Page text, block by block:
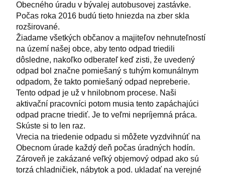
Obecného úradu v bývalej autobusovej zastávke.
Počas roka 2016 budú tieto hniezda na zber skla
rozširované.
Žiadame všetkých občanov a majiteľov nehnuteľností
na území našej obce, aby tento odpad triedili
dôsledne, nakoľko odberateľ keď zisti, že uvedený
odpad bol značne pomiešaný s tuhým komunálnym
odpadom, že takto pomiešaný odpad nepreberie.
Tento odpad je už v hnilobnom procese. Naši
aktivační pracovníci potom musia tento zapáchajúci
odpad pracne triediť. Je to veľmi nepríjemná práca.
Skúste si to len raz.
Vrecia na triedenie odpadu si môžete vyzdvihnúť na
Obecnom úrade každý deň počas úradných hodín.
Zároveň je zakázané veľký objemový odpad ako sú
torzá chladničiek, nábytok a pod. ukladať na verejné